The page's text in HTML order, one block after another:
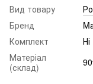
Вид товару
Бренд
Комплект
Ні
Матеріал
(склад)